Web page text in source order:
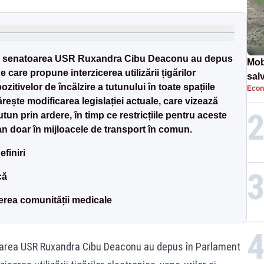
USR Ruxandra Cibu Deaconu au depus
care propune interzicerea utilizării țigărilor
de încălzire a tutunului în toate spațiile
modificarea legislației actuale, care vizează
prin ardere, în timp ce restricțiile pentru aceste
doar în mijloacele de transport în comun.
comunității medicale
USR Ruxandra Cibu Deaconu au depus în Parlament
2
3
4